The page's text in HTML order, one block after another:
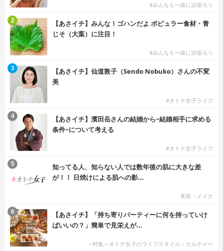
#みんなも一緒に頑張ろう
【あさイチ】みんな！ゴハンだよ ポピュラー食材・青
じそ（大葉）に注目！
#みんなも一緒に頑張ろう
2
【あさイチ】仙道敦子（Sendo Nobuko）さんの不変
美
#オトナ女子ライフ
3
【あさイチ】濱田岳さんの結婚から~結婚相手に求める
条件~について考える
#オトナ女子ライフ
4
知ってる人、知らない人では数年後の肌に大きな差
が！！ 日焼けによる肌への影...
美容・メイク
5
【あさイチ】「持ち寄りパーティーに何を持っていけ
ばいいの？」簡単で見栄えが...
＜特集＞オトナ女子のライフスタイル・カルチャー
6